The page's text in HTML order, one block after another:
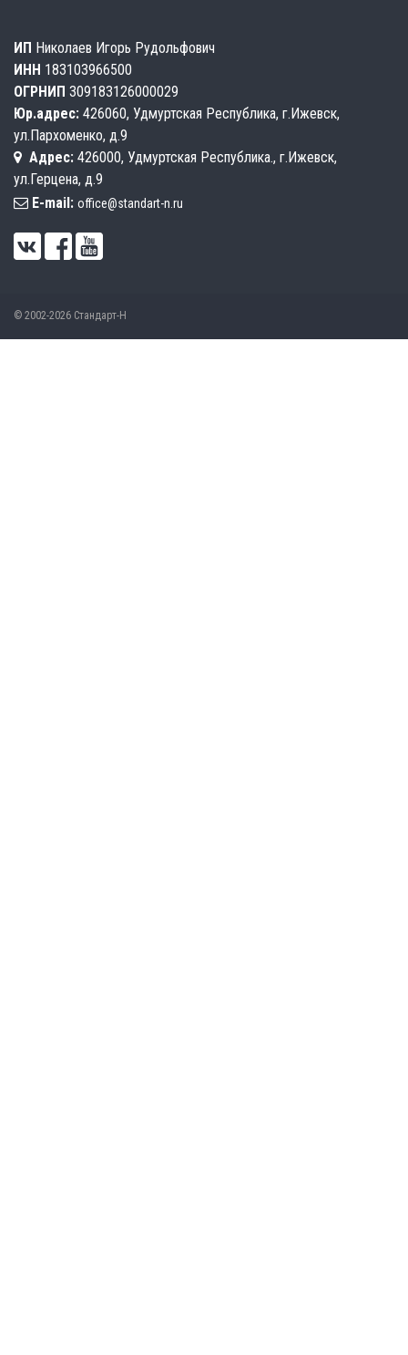
ИП Николаев Игорь Рудольфович
ИНН 183103966500
ОГРНИП 309183126000029
Юр.адрес: 426060, Удмуртская Республика, г.Ижевск,
ул.Пархоменко, д.9
Адрес: 426000, Удмуртская Республика., г.Ижевск,
ул.Герцена, д.9
E-mail: office@standart-n.ru
© 2002-2026 Стандарт-Н